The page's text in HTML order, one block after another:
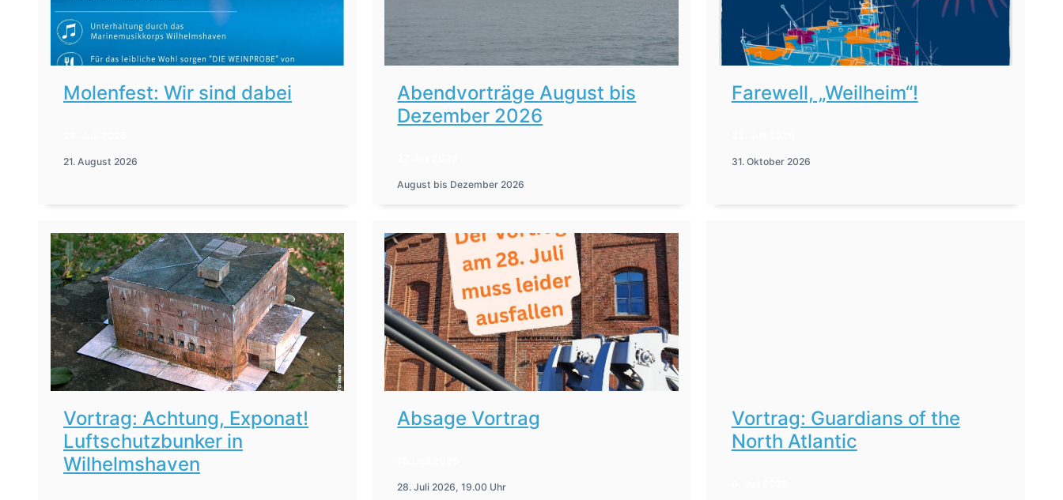
Molenfest: Wir sind dabei
21. August 2026
Abendvorträge August bis
Dezember 2026
August bis Dezember 2026
Farewell, „Weilheim“!
31. Oktober 2026
Vortrag: Achtung, Exponat!
Luftschutzbunker in
Wilhelmshaven
Absage Vortrag
28. Juli 2026, 19.00 Uhr
Vortrag: Guardians of the
North Atlantic